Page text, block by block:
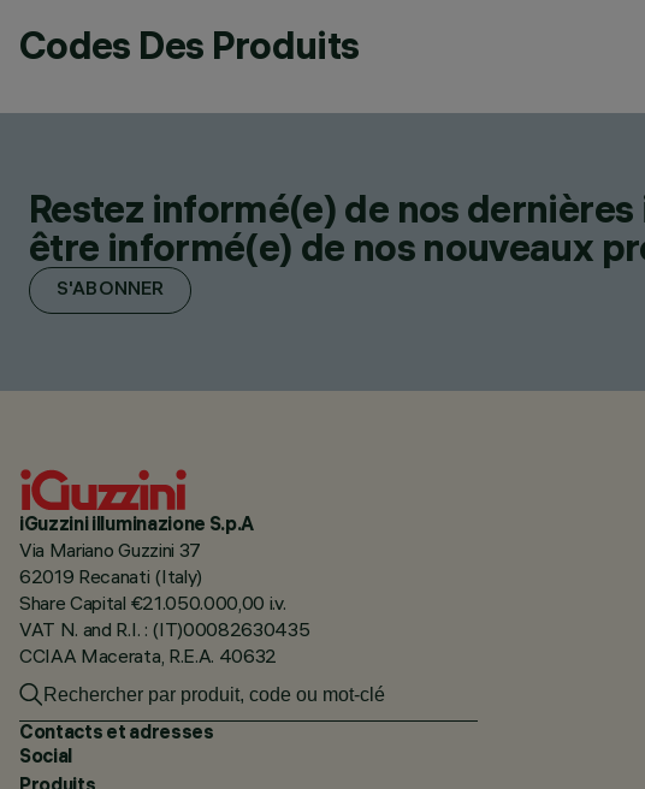
Codes Des Produits
Restez informé(e) de nos
être informé(e) de nos nouveaux
S'ABONNER
iGuzzini illuminazione S.p.A
Via Mariano Guzzini 37
62019 Recanati (Italy)
Share Capital €21.050.000,00 i.v.
VAT N. and R.I. : (IT)00082630435
CCIAA Macerata, R.E.A. 40632
Contacts et adresses
Social